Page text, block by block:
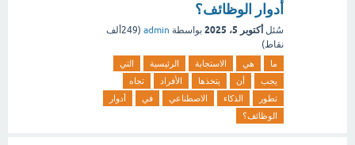
أدوار الوظائف؟
سُئل أكتوبر 5، 2025 بواسطة admin
(249ألف
نقاط)
ما هي الاستجابة الرئيسية
التي
يجب
أن يتخذها الأفراد
تجاه
تطور
الذكاء الاصطناعي في
أدوار
الوظائف؟